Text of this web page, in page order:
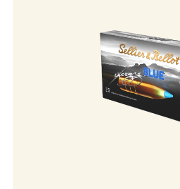
Jaktkläder & skor